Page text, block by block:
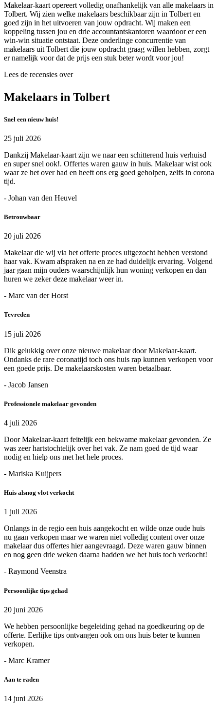
Makelaar-kaart opereert volledig onafhankelijk van alle makelaars in
Tolbert. Wij zien welke makelaars beschikbaar zijn in Tolbert en
goed zijn in het uitvoeren van jouw opdracht. Wij maken een
koppeling tussen jou en drie accountantskantoren waardoor er een
win-win situatie ontstaat. Deze onderlinge concurrentie van
makelaars uit Tolbert die jouw opdracht graag willen hebben, zorgt
er namelijk voor dat de prijs een stuk beter wordt voor jou!
Lees de recensies over
Makelaars in Tolbert
Snel een nieuw huis!
25 juli 2026
Dankzij Makelaar-kaart zijn we naar een schitterend huis verhuisd
en super snel ook!. Offertes waren gauw in huis. Makelaar wist ook
waar ze het over had en heeft ons erg goed geholpen, zelfs in corona
tijd.
- Johan van den Heuvel
Betrouwbaar
20 juli 2026
Makelaar die wij via het offerte proces uitgezocht hebben verstond
haar vak. Kwam afspraken na en ze had duidelijk ervaring. Volgend
jaar gaan mijn ouders waarschijnlijk hun woning verkopen en dan
huren we zeker deze makelaar weer in.
- Marc van der Horst
Tevreden
15 juli 2026
Dik gelukkig over onze nieuwe makelaar door Makelaar-kaart.
Ondanks de rare coronatijd toch ons huis rap kunnen verkopen voor
een goede prijs. De makelaarskosten waren betaalbaar.
- Jacob Jansen
Professionele makelaar gevonden
4 juli 2026
Door Makelaar-kaart feitelijk een bekwame makelaar gevonden. Ze
was zeer hartstochtelijk over het vak. Ze nam goed de tijd waar
nodig en hielp ons met het hele proces.
- Mariska Kuijpers
Huis alsnog vlot verkocht
1 juli 2026
Onlangs in de regio een huis aangekocht en wilde onze oude huis
nu gaan verkopen maar we waren niet volledig content over onze
makelaar dus offertes hier aangevraagd. Deze waren gauw binnen
en nog geen drie weken daarna hadden we het huis toch verkocht!
- Raymond Veenstra
Persoonlijke tips gehad
20 juni 2026
We hebben persoonlijke begeleiding gehad na goedkeuring op de
offerte. Eerlijke tips ontvangen ook om ons huis beter te kunnen
verkopen.
- Marc Kramer
Aan te raden
14 juni 2026